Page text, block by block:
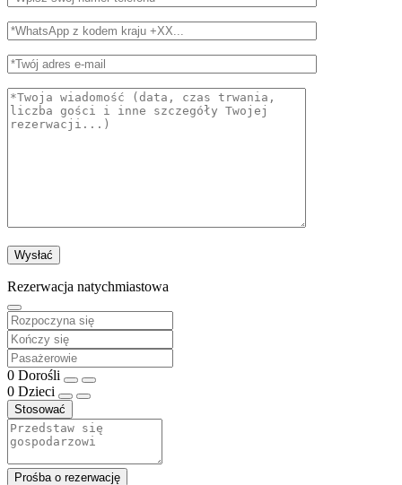
Rezerwacja natychmiastowa
0 Dorośli
0 Dzieci
Stosować
Prośba o rezerwację